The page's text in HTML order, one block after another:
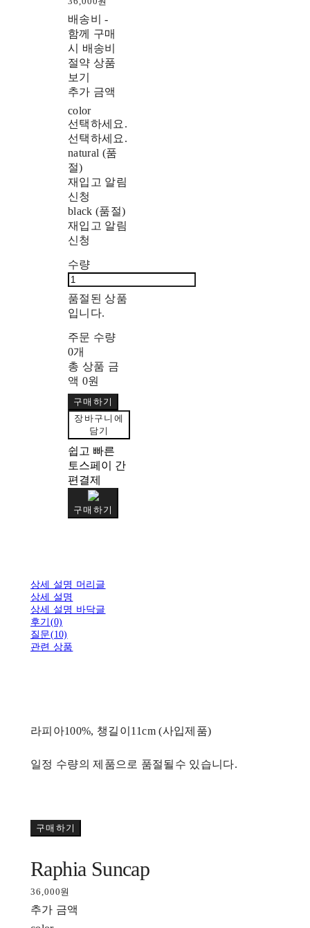
배송비-
함께 구매
시 배송비
절약 상품
보기
추가 금액
color
선택하세요.
선택하세요.
natural (품
절)
재입고 알림
신청
black (품절)
재입고 알림
신청
수량
품절된 상품
입니다.
주문 수량
0개
총 상품 금
액 0원
구매하기
장바구니에
담기
쉽고 빠른
토스페이 간
편결제
구매하기
상세 설명 머리글
상세 설명
상세 설명 바닥글
후기(0)
질문(10)
관련 상품
라피아100%, 챙길이11cm (사입제품)
일정 수량의 제품으로 품절될수 있습니다.
구매하기
Raphia Suncap
36,000원
추가 금액